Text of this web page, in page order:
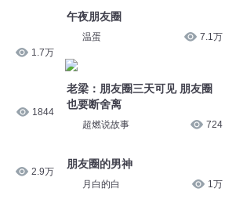
1.7万
1844
2.9万
午夜朋友圈
温蛋 7.1万
老梁：朋友圈三天可见 朋友圈
也要断舍离
超燃说故事 724
朋友圈的男神
月白的白 1万